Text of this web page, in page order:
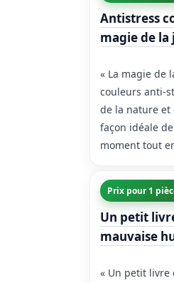
Antistress
magie de la
« La magie de
couleurs anti-
de la nature et
façon idéale
moment tout
Prix pour 1
Un petit
mauvaise
« Un petit livre